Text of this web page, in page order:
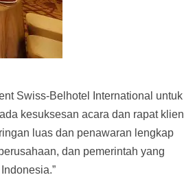
Swiss-Belhotel International untuk
kesuksesan acara dan rapat klien
luas dan penawaran lengkap
dan pemerintah yang